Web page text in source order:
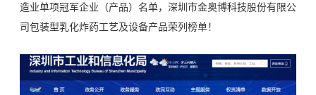
造业单项冠军企业（产品）名单，深圳市金奥博科技股份有限公
司包装型乳化炸药工艺及设备产品荣列榜单！